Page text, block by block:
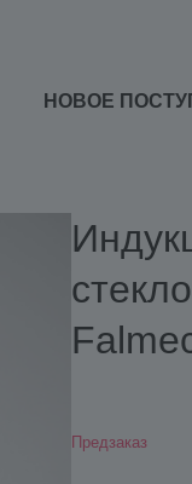
НОВОЕ
Предзаказ